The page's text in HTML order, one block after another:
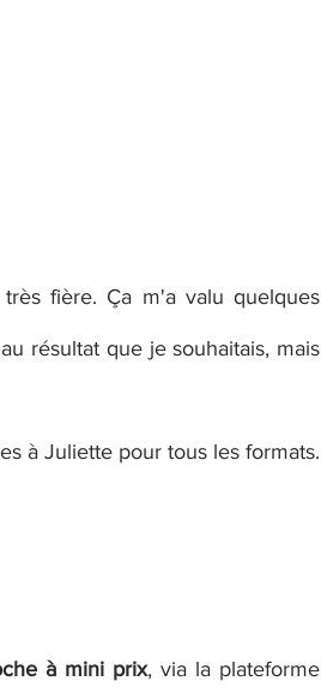
fière. Ça m'a valu quelques
résultat que je souhaitais, mais
à Juliette pour tous les formats.
à mini prix, via la plateforme